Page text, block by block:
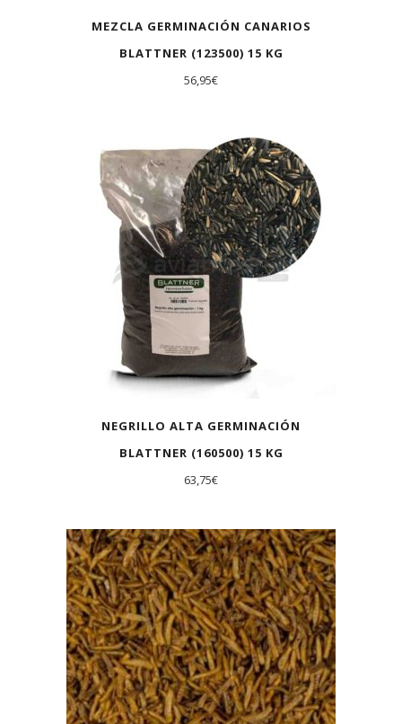
MEZCLA GERMINACIÓN CANARIOS
BLATTNER (123500) 15 KG
56,95€
NEGRILLO ALTA GERMINACIÓN
BLATTNER (160500) 15 KG
63,75€